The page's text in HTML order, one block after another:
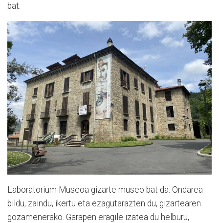
bat.
Laboratorium Museoa gizarte museo bat da. Ondarea
bildu, zaindu, ikertu eta ezagutarazten du, gizartearen
gozamenerako. Garapen eragile izatea du helburu,